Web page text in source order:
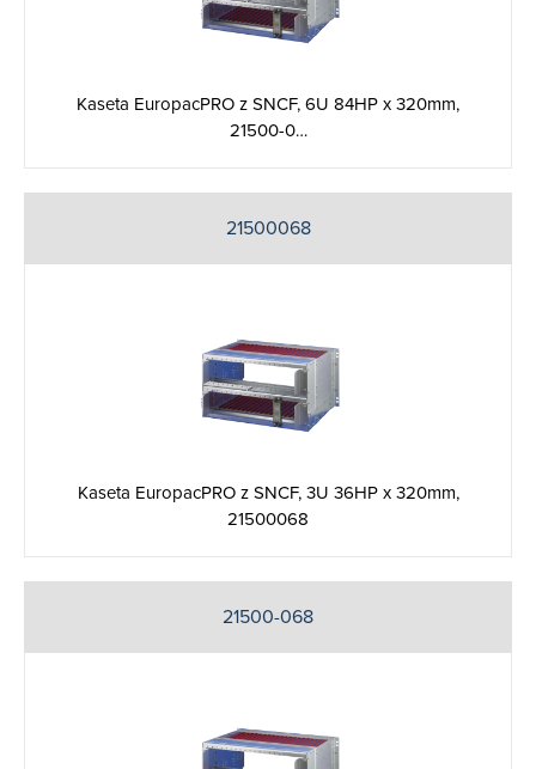
Kaseta EuropacPRO z SNCF, 6U 84HP x 320mm,
21500-0…
21500068
Kaseta EuropacPRO z SNCF, 3U 36HP x 320mm,
21500068
21500-068